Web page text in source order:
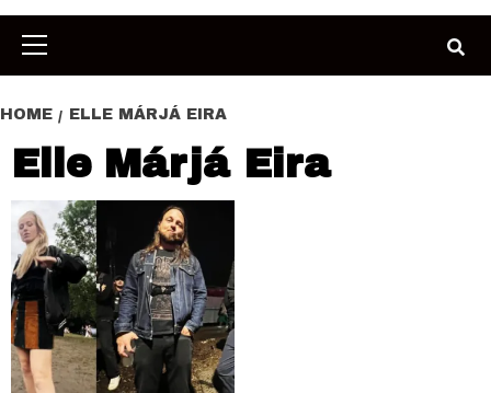
Primary
Menu
HOME ELLE MÁRJÁ EIRA
Elle Márjá Eira